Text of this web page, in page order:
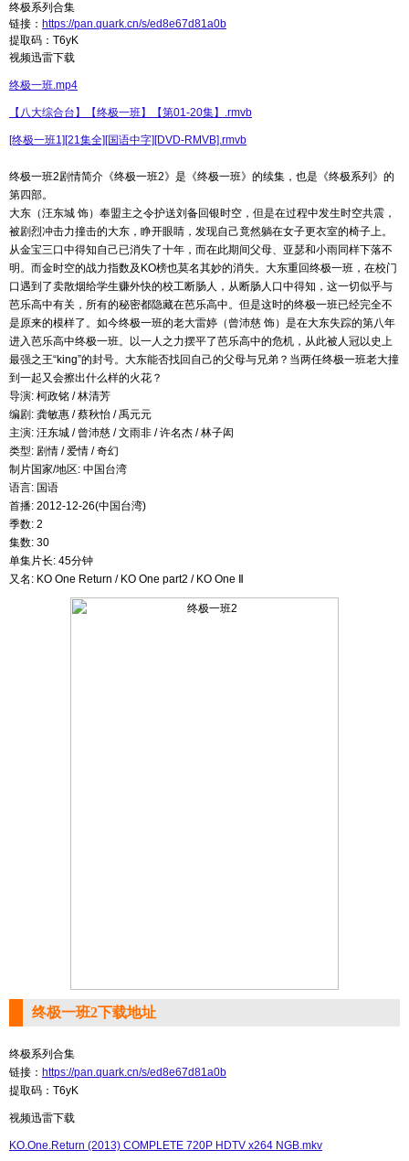
终极系列合集
链接： https://pan.quark.cn/s/ed8e67d81a0b
提取码：T6yK
视频迅雷下载
终极一班.mp4
【八大综合台】【终极一班】【第01-20集】.rmvb
[终极一班1][21集全][国语中字][DVD-RMVB].rmvb
终极一班2剧情简介《终极一班2》是《终极一班》的续集，也是《终极系列》的
第四部。
大东（汪东城 饰）奉盟主之令护送刘备回银时空，但是在过程中发生时空共震，
被剧烈冲击力撞击的大东，睁开眼睛，发现自己竟然躺在女子更衣室的椅子上。
从金宝三口中得知自己已消失了十年，而在此期间父母、亚瑟和小雨同样下落不
明。而金时空的战力指数及KO榜也莫名其妙的消失。大东重回终极一班，在校门
口遇到了卖散烟给学生赚外快的校工断肠人，从断肠人口中得知，这一切似乎与
芭乐高中有关，所有的秘密都隐藏在芭乐高中。但是这时的终极一班已经完全不
是原来的模样了。如今终极一班的老大雷婷（曾沛慈 饰）是在大东失踪的第八年
进入芭乐高中终极一班。以一人之力摆平了芭乐高中的危机，从此被人冠以史上
最强之王“king”的封号。大东能否找回自己的父母与兄弟？当两任终极一班老大撞
到一起又会擦出什么样的火花？
导演: 柯政铭 / 林清芳
编剧: 龚敏惠 / 蔡秋怡 / 禹元元
主演: 汪东城 / 曾沛慈 / 文雨非 / 许名杰 / 林子闳
类型: 剧情 / 爱情 / 奇幻
制片国家/地区: 中国台湾
语言: 国语
首播: 2012-12-26(中国台湾)
季数: 2
集数: 30
单集片长: 45分钟
又名: KO One Return / KO One part2 / KO One Ⅱ
终极一班2下载地址
终极系列合集
链接： https://pan.quark.cn/s/ed8e67d81a0b
提取码：T6yK
视频迅雷下载
KO.One.Return (2013) COMPLETE 720P HDTV x264 NGB.mkv